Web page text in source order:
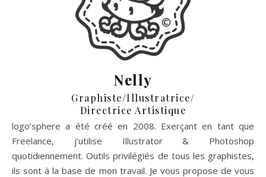
Nelly
Graphiste/Illustratrice/
Directrice Artistique
logo’sphere a été créé en 2008. Exerçant en tant que
Freelance, j’utilise Illustrator & Photoshop
quotidiennement. Outils privilégiés de tous les graphistes,
ils sont à la base de mon travail. Je vous propose de vous